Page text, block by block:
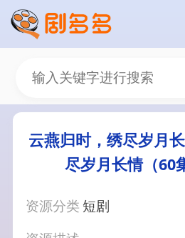
云燕归时，绣尽岁月
尽岁月长情（60
资源分类 短剧